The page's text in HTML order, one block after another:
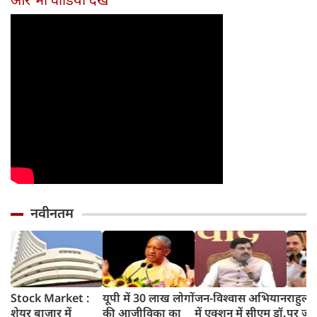
नए नियम जान लें
पत्नी
नवीनतम
Stock Market :
शेयर बाजार में
यूपी में 30 लाख लोगों
की आजीविका का
जन-विश्वास अभियान
में एक्शन में सीएम डॉ.
राहुल
पर जो